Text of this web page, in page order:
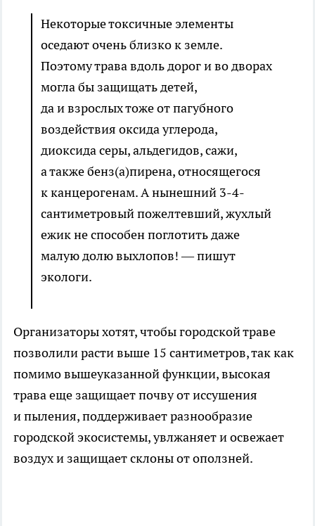
Некоторые токсичные элементы
оседают очень близко к земле.
Поэтому трава вдоль дорог и во дворах
могла бы защищать детей,
да и взрослых тоже от пагубного
воздействия оксида углерода,
диоксида серы, альдегидов, сажи,
а также бенз(а)пирена, относящегося
к канцерогенам. А нынешний 3-4-
сантиметровый пожелтевший, жухлый
ежик не способен поглотить даже
малую долю выхлопов! — пишут
экологи.
Организаторы хотят, чтобы городской траве
позволили расти выше 15 сантиметров, так как
помимо вышеуказанной функции, высокая
трава еще защищает почву от иссушения
и пыления, поддерживает разнообразие
городской экосистемы, увлжаняет и освежает
воздух и защищает склоны от оползней.